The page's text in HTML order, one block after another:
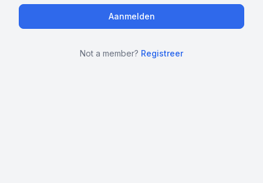
Not a member? Registreer